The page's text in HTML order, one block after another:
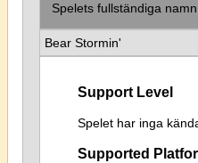
Spelets fullständiga namn
Bear Stormin'
Support Level
Spelet har inga
Supported